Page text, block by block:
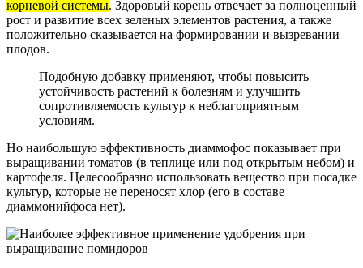
корневой системы. Здоровый корень отвечает за полноценный
рост и развитие всех зеленых элементов растения, а также
положительно сказывается на формировании и вызревании
плодов.
Подобную добавку применяют, чтобы повысить
устойчивость растений к болезням и улучшить
сопротивляемость культур к неблагоприятным
условиям.
Но наибольшую эффективность диаммофос показывает при
выращивании томатов (в теплице или под открытым небом) и
картофеля. Целесообразно использовать вещество при посадке
культур, которые не переносят хлор (его в составе
диаммонийфоса нет).